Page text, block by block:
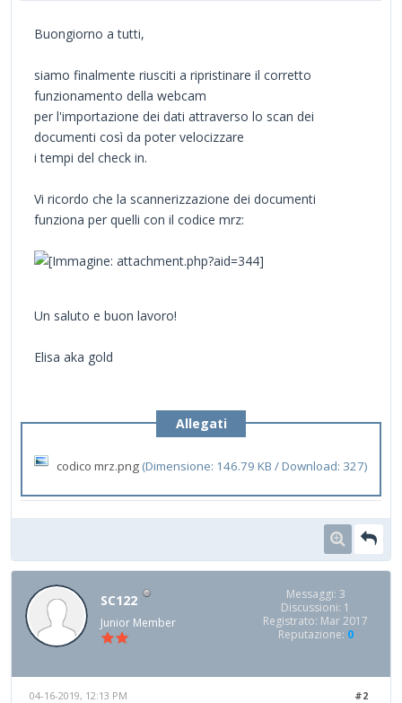
Buongiorno a tutti,
siamo finalmente riusciti a ripristinare il corretto
funzionamento della webcam
per l'importazione dei dati attraverso lo scan dei
documenti così da poter velocizzare
i tempi del check in.
Vi ricordo che la scannerizzazione dei documenti
funziona per quelli con il codice mrz:
Un saluto e buon lavoro!
Elisa aka gold
Allegati
codico mrz.png (Dimensione: 146.79 KB / Download: 327)
SC122
Junior Member
Messaggi: 3
Discussioni: 1
Registrato: Mar 2017
Reputazione: 0
#2
04-16-2019, 12:13 PM